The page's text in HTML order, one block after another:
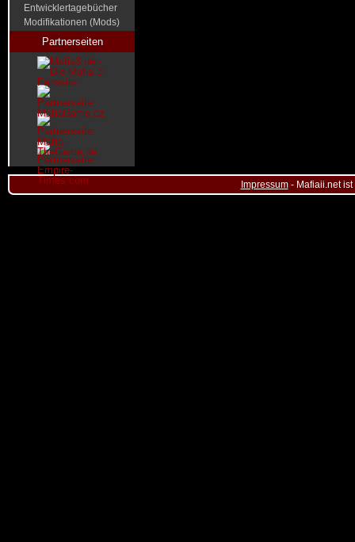
Entwicklertagebücher
Modifikationen (Mods)
Partnerseiten
Impressum- Mafiaii.net ist